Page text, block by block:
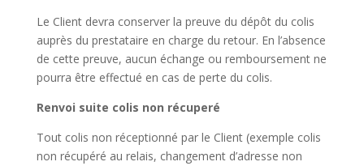
Le Client devra conserver la preuve du dépôt du colis
auprès du prestataire en charge du retour. En l’absence
de cette preuve, aucun échange ou remboursement ne
pourra être effectué en cas de perte du colis.
Renvoi suite colis non récuperé
Tout colis non réceptionné par le Client (exemple colis
non récupéré au relais, changement d’adresse non